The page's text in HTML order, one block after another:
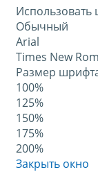
Использовать
Обычный
Arial
Times New
Размер
100%
125%
150%
175%
200%
Закрыть окно